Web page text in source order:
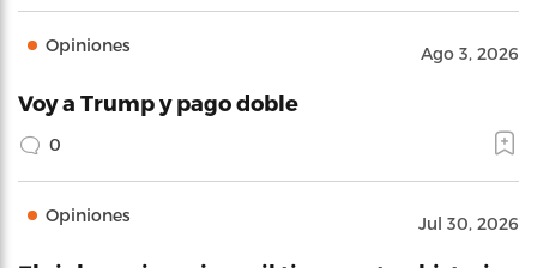
Opiniones Ago 3, 2026
Voy a Trump y pago doble
0
Opiniones Jul 30, 2026